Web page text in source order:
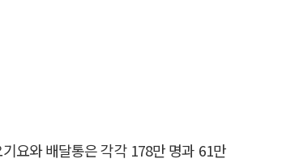
요와 배달통은 각각 178만 명과 61만